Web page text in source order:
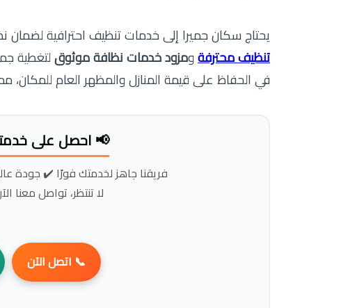
يحتاج سكان جميرا إلى خدمات تنظيف احترافية لضمان
تنظيف محترفة ومزود خدمات نظافة موثوق لتغطية
في الحفاظ على قيمة المنازل والمظهر العام للمكان،
📢 احصل على
فريقنا جاهز لخدمتك فورًا ✔️ جودة
لا تنتظر، تواصل معنا
📞 اتصل الآن